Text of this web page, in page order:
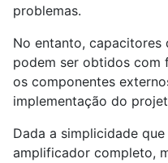
problemas.
No entanto, capacitores
podem ser obtidos com
os componentes
implementação do
Dada a simplicidade
amplificador completo,